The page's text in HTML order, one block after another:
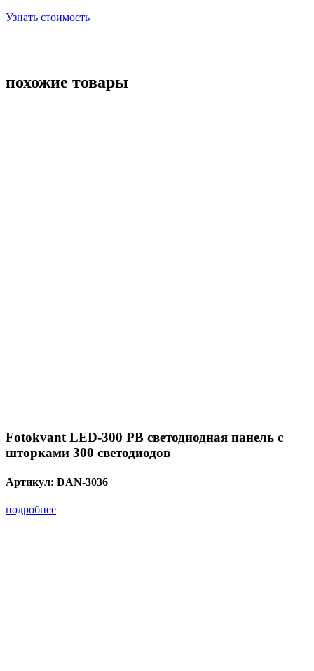
Узнать стоимость
похожие товары
Fotokvant LED-300 PB светодиодная панель с
шторками 300 светодиодов
Артикул: DAN-3036
подробнее